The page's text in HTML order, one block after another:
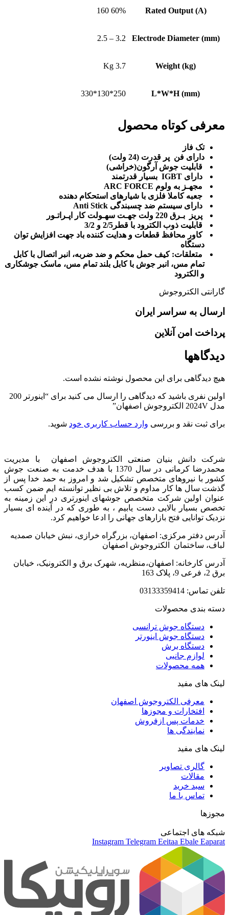
Rated Output (A)
60% 160
Electrode Diameter (mm)
3.2 – 2.5
Weight (kg)
3.7 Kg
L*W*H (mm)
250*130*330
معرفی کوتاه محصول
تک فاز
دارای فن پر قدرت (24 ولت)
قابلیت جوش آرگون(خراشی)
دارای IGBT بسیار قدرتمند
مجهـز به ولوم ARC FORCE
جعبه کاملا فلزی با شیارهای استحکام دهنده
دارای سیستم ضد چسبندگی Anti Stick
پریز بـرق 220 ولت جهـت سهـولت کار اپـراتـور
قابلیت ذوب الکترود با قطر2/5 و 3/2
کاور محافظ قطعات و هدایت کننده باد جهت افزایش توان
دستگاه
متعلقات: کیف حمل محکم و ضد ضربه، انبر اتصال با کابل
تمام مس، انبر جوش با کابل بلند تمام مس، ماسک جوشکاری
و الکترود
گارانتی الکتروجوش
ارسال به سراسر ایران
پرداخت امن آنلاین
دیدگاهها
هیچ دیدگاهی برای این محصول نوشته نشده است.
اولین نفری باشید که دیدگاهی را ارسال می کنید برای “اینورتر 200
مدل 2024V الکتروجوش اصفهان”
برای ثبت نقد و بررسی وارد حساب کاربری خود شوید.
شرکت دانش بنیان صنعتی الکتروجوش اصفهان با مدیریت
محمدرضا کرمانی در سال 1370 با هدف خدمت به صنعت جوش
کشور با نیروهای متخصص تشکیل شد و امروز به حمد خدا پس از
گذشت سال ها کار مداوم و تلاش بی نظیر توانسته ایم ضمن کسب
عنوان اولین شرکت متخصص جوشهای اینورتری در این زمینه به
تخصص بسیار بالایی دست یابیم ، به طوری که در آینده ای بسیار
نزدیک توانایی فتح بازارهای جهانی را ادعا خواهیم کرد.
آدرس دفتر مرکزی: اصفهان، بزرگراه خرازی، نبش خیابان صمدیه
لباف، ساختمان الکتروجوش اصفهان
آدرس کارخانه: اصفهان،منظریه، شهرک برق‌ و‌ الکترونیک، خیابان
برق 2، فرعی 9، پلاک 163
تلفن تماس: 03133359414
دسته بندی محصولات
دستگاه جوش ترانسی
دستگاه جوش اینورتر
دستگاه برش
لوازم جانبی
همه محصولات
لینک های مفید
معرفی الکتروجوش اصفهان
افتخارات و مجوزها
خدمات پس ازفروش
نمایندگی ها
لینک های مفید
گالری تصاویر
مقالات
سبد خرید
تماس با ما
مجوزها
شبکه های اجتماعی
Instagram Telegram Eeitaa Ebale Eaparat